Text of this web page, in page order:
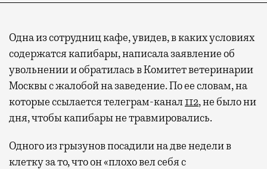
Одна из сотрудниц кафе, увидев, в каких условиях
содержатся капибары, написала заявление об
увольнении и обратилась в Комитет ветеринарии
Москвы с жалобой на заведение. По ее словам, на
которые ссылается телеграм-канал112, не было ни
дня, чтобы капибары не травмировались.
Одного из грызунов посадили на две недели в
клетку за то, что он «плохо вел себя с